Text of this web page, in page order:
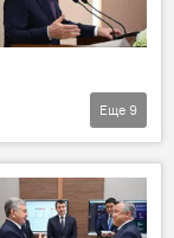
Еще 9